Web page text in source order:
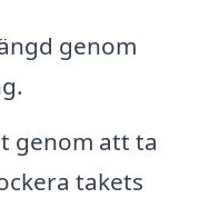
genom
genom att ta
takets